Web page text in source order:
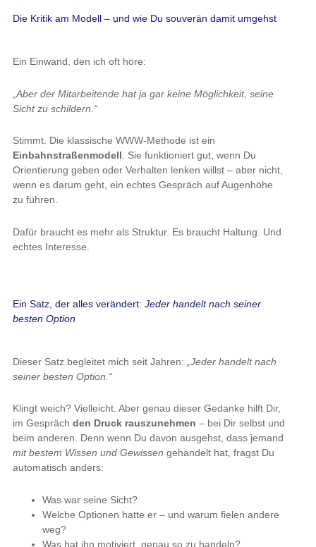
Die Kritik am Modell – und wie Du souverän damit umgehst
Ein Einwand, den ich oft höre:
„Aber der Mitarbeitende hat ja gar keine Möglichkeit, seine
Sicht zu schildern.“
Stimmt. Die klassische WWW-Methode ist ein
Einbahnstraßenmodell. Sie funktioniert gut, wenn Du
Orientierung geben oder Verhalten lenken willst – aber nicht,
wenn es darum geht, ein echtes Gespräch auf Augenhöhe
zu führen.
Dafür braucht es mehr als Struktur. Es braucht Haltung. Und
echtes Interesse.
Ein Satz, der alles verändert: Jeder handelt nach seiner
besten Option
Dieser Satz begleitet mich seit Jahren:
„Jeder handelt nach
seiner besten Option.“
Klingt weich? Vielleicht. Aber genau dieser Gedanke hilft Dir,
im Gespräch den Druck rauszunehmen – bei Dir selbst und
beim anderen. Denn wenn Du davon ausgehst, dass jemand
mit bestem Wissen und Gewissen gehandelt hat, fragst Du
automatisch anders:
Was war seine Sicht?
Welche Optionen hatte er – und warum fielen andere
weg?
Was hat ihn motiviert, genau so zu handeln?